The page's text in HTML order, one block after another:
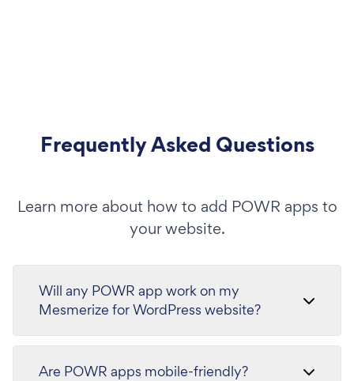
Frequently Asked Questions
Learn more about how to add POWR apps to
your website.
Will any POWR app work on my
Mesmerize for WordPress website?
Are POWR apps mobile-friendly?